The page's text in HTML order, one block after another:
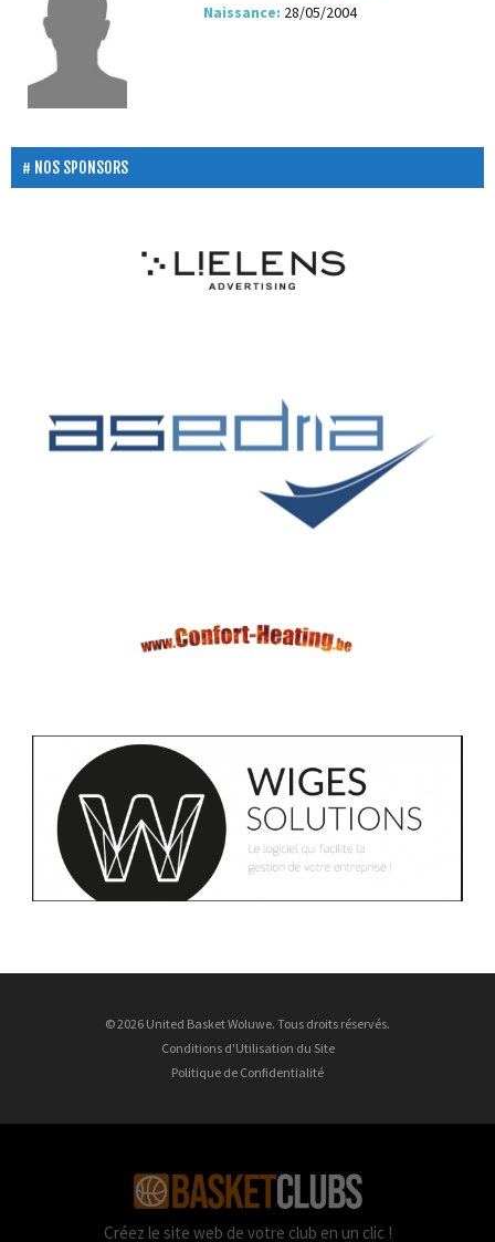
Naissance: 28/05/2004
NOS SPONSORS
© 2026 United Basket Woluwe. Tous droits réservés.
Conditions d'Utilisation du Site
Politique de Confidentialité
Créez le site web de votre club en un clic !